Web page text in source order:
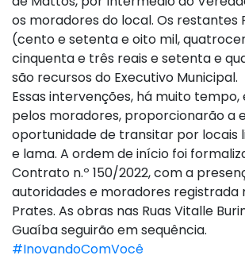
os moradores do local. Os restantes
(cento e setenta e oito mil,
cinquenta e três reais e setenta e
são recursos do Executivo Municipal.
Essas intervenções, há muito tempo,
pelos moradores, proporcionarão a
oportunidade de transitar por locais
e lama. A ordem de início foi
Contrato n.º 150/2022, com a
autoridades e moradores registrada
Prates. As obras nas Ruas Vitalle
Guaíba seguirão em sequência.
#InovandoComVocê